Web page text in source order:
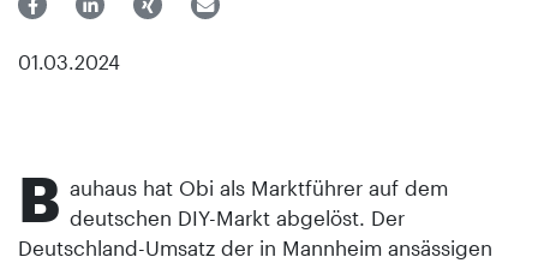
01.03.2024
B auhaus hat Obi als Marktführer auf dem
deutschen DIY-Markt abgelöst. Der
Deutschland-Umsatz der in Mannheim ansässigen